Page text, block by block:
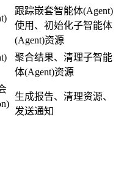
跟踪嵌套智能体(Agent)
使用、初始化子智能体
(Agent)资源
聚合结果、清理子智能
体(Agent)资源
生成报告、清理资源、
发送通知